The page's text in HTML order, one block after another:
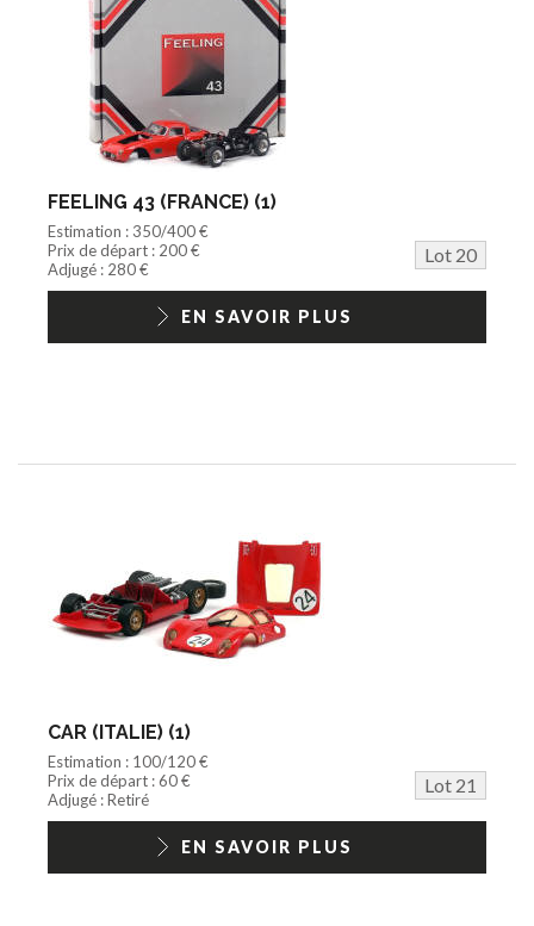
FEELING 43 (FRANCE) (1)
Estimation : 350/400 €
Prix de départ : 200 €
Lot 20
Adjugé : 280 €
EN SAVOIR PLUS
CAR (ITALIE) (1)
Estimation : 100/120 €
Prix de départ : 60 €
Lot 21
Adjugé : Retiré
EN SAVOIR PLUS